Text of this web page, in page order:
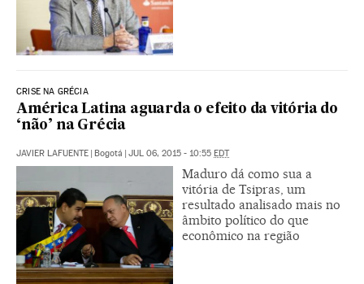
CRISE NA GRÉCIA
América Latina aguarda o efeito da vitória do
‘não’ na Grécia
JAVIER LAFUENTE | Bogotá | JUL 06, 2015 - 10:55 EDT
Maduro dá como sua a
vitória de Tsipras, um
resultado analisado mais no
âmbito político do que
econômico na região